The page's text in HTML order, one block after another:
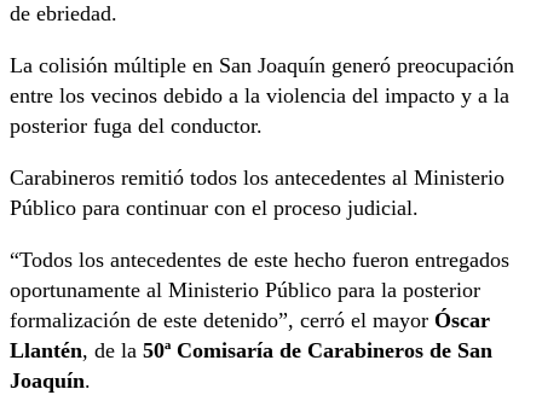
de ebriedad.
La colisión múltiple en San Joaquín generó preocupación
entre los vecinos debido a la violencia del impacto y a la
posterior fuga del conductor.
Carabineros remitió todos los antecedentes al Ministerio
Público para continuar con el proceso judicial.
“Todos los antecedentes de este hecho fueron entregados
oportunamente al Ministerio Público para la posterior
formalización de este detenido”, cerró el mayor Óscar
Llantén, de la 50ª Comisaría de Carabineros de San
Joaquín.